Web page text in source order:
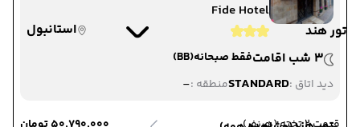
تور هند
Fide Hotel
استانبول
3 شب اقامت
فقط صبحانه(BB)
دید اتاق :STANDARDمنطقه :-